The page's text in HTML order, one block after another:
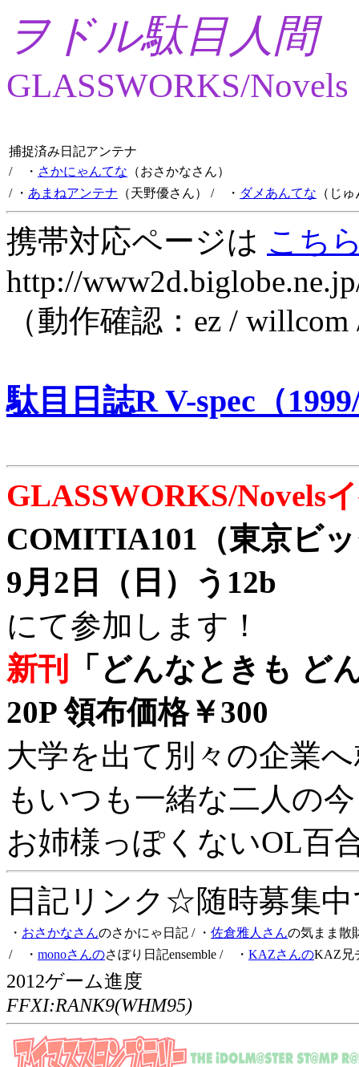
ヲドル駄目人間
GLASSWORKS/Novels
捕捉済み日記アンテナ
/ ・ さかにゃんてな （おさかなさん）
/ ・ あまねアンテナ （天野優さん） / ・ ダメあんてな （じ
携帯対応ページは こち
http://
（動作確認：ez /
駄目日誌R V-spec（
GLASSWORKS/Novels
COMITIA101（東京ビ
9月2日（日）う12b
にて参加します！
新刊
「どんなときも ど
20P 領布価格￥300
大学を出て別々の企業
もいつも一緒な二人の
お姉様っぽくないOL百
日記リンク☆随時募集
・ おさかなさんのさかにゃ日記 / ・ 佐倉雅人さんの気まま散
/ ・ monoさんのさぼり日記ensemble / ・ KAZさんのKAZ兄
2012ゲーム進度
FFXI:RANK9(WHM95)